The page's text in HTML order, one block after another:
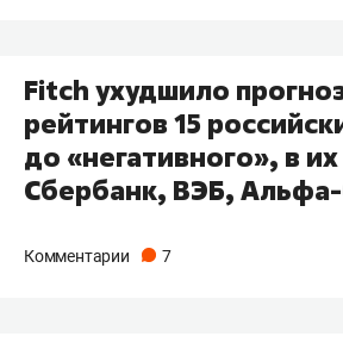
Fitch ухудшило
рейтингов 15
до «негативного», в
Сбербанк, ВЭБ,
Комментарии 7